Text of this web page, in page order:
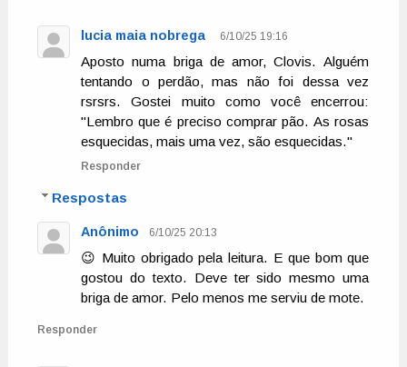
lucia maia nobrega 6/10/25 19:16
Aposto numa briga de amor, Clovis. Alguém
tentando o perdão, mas não foi dessa vez
rsrsrs. Gostei muito como você encerrou:
"Lembro que é preciso comprar pão. As rosas
esquecidas, mais uma vez, são esquecidas."
Responder
Respostas
Anônimo 6/10/25 20:13
😉 Muito obrigado pela leitura. E que bom que
gostou do texto. Deve ter sido mesmo uma
briga de amor. Pelo menos me serviu de mote.
Responder